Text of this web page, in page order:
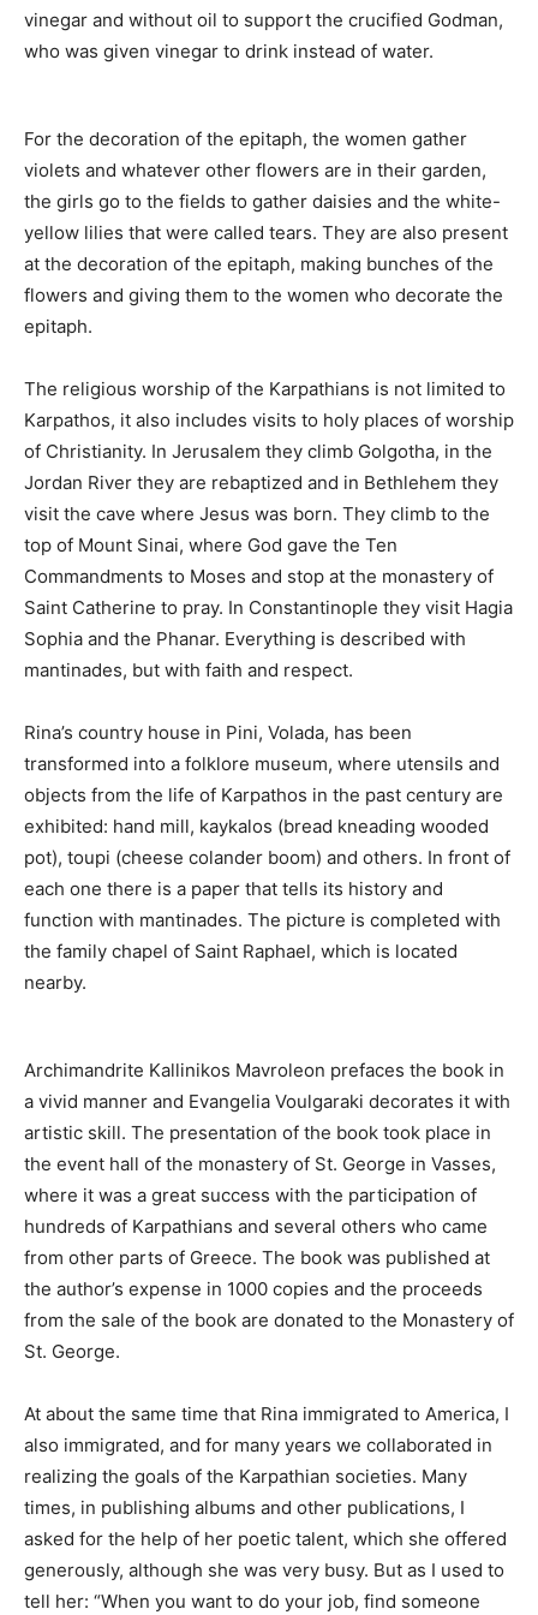
vinegar and without oil to support the crucified Godman,
who was given vinegar to drink instead of water.
For the decoration of the epitaph, the women gather
violets and whatever other flowers are in their garden,
the girls go to the fields to gather daisies and the white-
yellow lilies that were called tears. They are also present
at the decoration of the epitaph, making bunches of the
flowers and giving them to the women who decorate the
epitaph.
The religious worship of the Karpathians is not limited to
Karpathos, it also includes visits to holy places of worship
of Christianity. In Jerusalem they climb Golgotha, in the
Jordan River they are rebaptized and in Bethlehem they
visit the cave where Jesus was born. They climb to the
top of Mount Sinai, where God gave the Ten
Commandments to Moses and stop at the monastery of
Saint Catherine to pray. In Constantinople they visit Hagia
Sophia and the Phanar. Everything is described with
mantinades, but with faith and respect.
Rina’s country house in Pini, Volada, has been
transformed into a folklore museum, where utensils and
objects from the life of Karpathos in the past century are
exhibited: hand mill, kaykalos (bread kneading wooded
pot), toupi (cheese colander boom) and others. In front of
each one there is a paper that tells its history and
function with mantinades. The picture is completed with
the family chapel of Saint Raphael, which is located
nearby.
Archimandrite Kallinikos Mavroleon prefaces the book in
a vivid manner and Evangelia Voulgaraki decorates it with
artistic skill. The presentation of the book took place in
the event hall of the monastery of St. George in Vasses,
where it was a great success with the participation of
hundreds of Karpathians and several others who came
from other parts of Greece. The book was published at
the author’s expense in 1000 copies and the proceeds
from the sale of the book are donated to the Monastery of
St. George.
At about the same time that Rina immigrated to America, I
also immigrated, and for many years we collaborated in
realizing the goals of the Karpathian societies. Many
times, in publishing albums and other publications, I
asked for the help of her poetic talent, which she offered
generously, although she was very busy. But as I used to
tell her: “When you want to do your job, find someone